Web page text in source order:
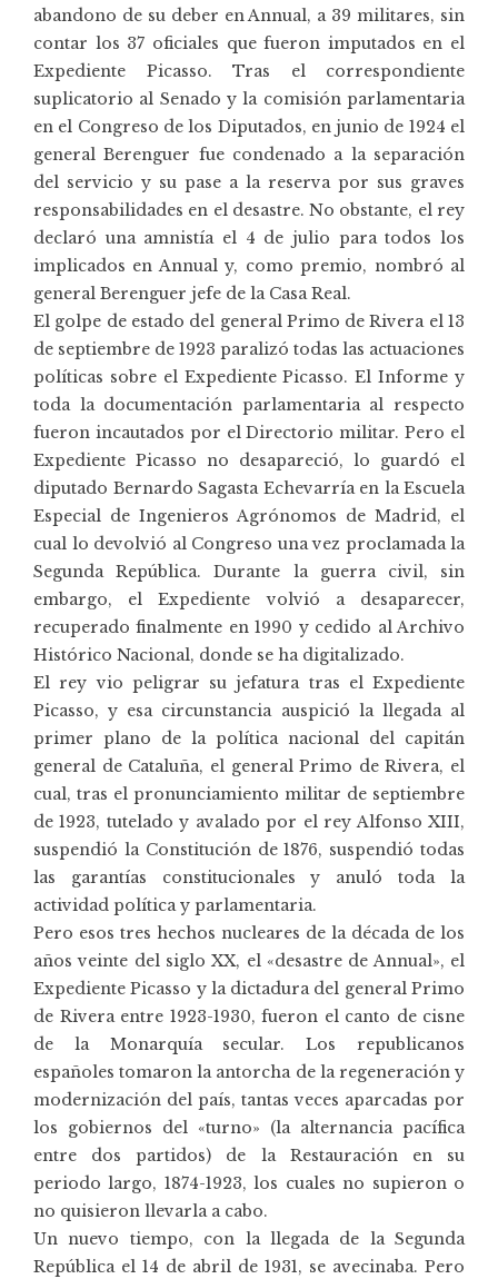
abandono de su deber en Annual, a 39 militares, sin
contar los 37 oficiales que fueron imputados en el
Expediente Picasso. Tras el correspondiente
suplicatorio al Senado y la comisión parlamentaria
en el Congreso de los Diputados, en junio de 1924 el
general Berenguer fue condenado a la separación
del servicio y su pase a la reserva por sus graves
responsabilidades en el desastre. No obstante, el rey
declaró una amnistía el 4 de julio para todos los
implicados en Annual y, como premio, nombró al
general Berenguer jefe de la Casa Real.
El golpe de estado del general Primo de Rivera el 13
de septiembre de 1923 paralizó todas las actuaciones
políticas sobre el Expediente Picasso. El Informe y
toda la documentación parlamentaria al respecto
fueron incautados por el Directorio militar. Pero el
Expediente Picasso no desapareció, lo guardó el
diputado Bernardo Sagasta Echevarría en la Escuela
Especial de Ingenieros Agrónomos de Madrid, el
cual lo devolvió al Congreso una vez proclamada la
Segunda República. Durante la guerra civil, sin
embargo, el Expediente volvió a desaparecer,
recuperado finalmente en 1990 y cedido al Archivo
Histórico Nacional, donde se ha digitalizado.
El rey vio peligrar su jefatura tras el Expediente
Picasso, y esa circunstancia auspició la llegada al
primer plano de la política nacional del capitán
general de Cataluña, el general Primo de Rivera, el
cual, tras el pronunciamiento militar de septiembre
de 1923, tutelado y avalado por el rey Alfonso XIII,
suspendió la Constitución de 1876, suspendió todas
las garantías constitucionales y anuló toda la
actividad política y parlamentaria.
Pero esos tres hechos nucleares de la década de los
años veinte del siglo XX, el «desastre de Annual», el
Expediente Picasso y la dictadura del general Primo
de Rivera entre 1923-1930, fueron el canto de cisne
de la Monarquía secular. Los republicanos
españoles tomaron la antorcha de la regeneración y
modernización del país, tantas veces aparcadas por
los gobiernos del «turno» (la alternancia pacífica
entre dos partidos) de la Restauración en su
periodo largo, 1874-1923, los cuales no supieron o
no quisieron llevarla a cabo.
Un nuevo tiempo, con la llegada de la Segunda
República el 14 de abril de 1931, se avecinaba. Pero